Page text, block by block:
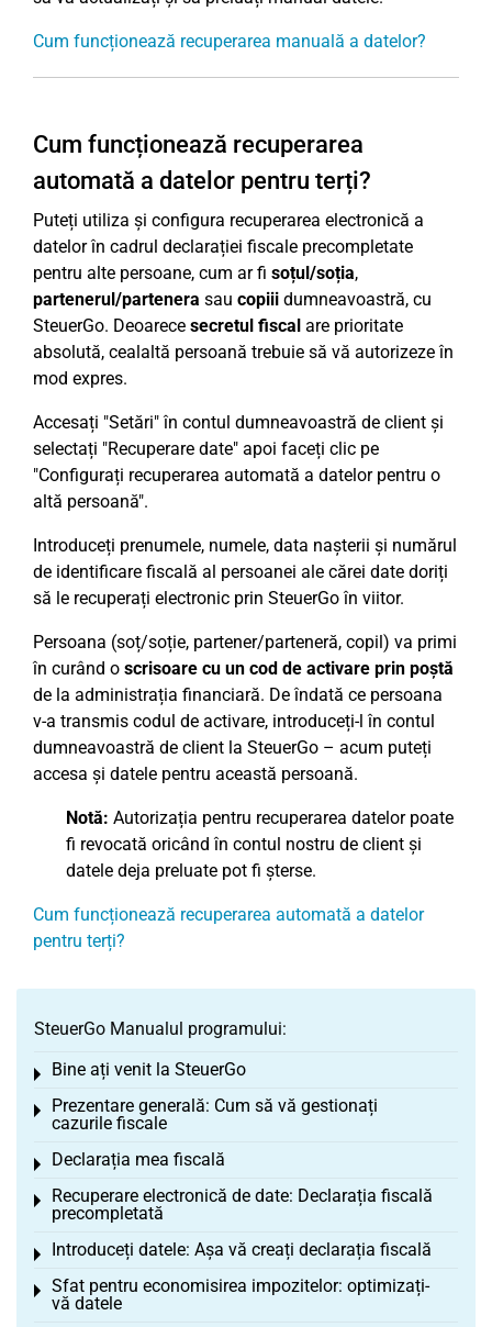
Cum funcționează recuperarea manuală a datelor?
Cum funcționează recuperarea
automată a datelor pentru terți?
Puteți utiliza și configura recuperarea electronică a
datelor în cadrul declarației fiscale precompletate
pentru alte persoane, cum ar fi soțul/soția,
partenerul/partenera sau copiii dumneavoastră, cu
SteuerGo. Deoarece secretul fiscal are prioritate
absolută, cealaltă persoană trebuie să vă autorizeze în
mod expres.
Accesați "Setări" în contul dumneavoastră de client și
selectați "Recuperare date" apoi faceți clic pe
"Configurați recuperarea automată a datelor pentru o
altă persoană".
Introduceți prenumele, numele, data nașterii și numărul
de identificare fiscală al persoanei ale cărei date doriți
să le recuperați electronic prin SteuerGo în viitor.
Persoana (soț/soție, partener/parteneră, copil) va primi
în curând o scrisoare cu un cod de activare prin poștă
de la administrația financiară. De îndată ce persoana
v-a transmis codul de activare, introduceți-l în contul
dumneavoastră de client la SteuerGo – acum puteți
accesa și datele pentru această persoană.
Notă: Autorizația pentru recuperarea datelor poate
fi revocată oricând în contul nostru de client și
datele deja preluate pot fi șterse.
Cum funcționează recuperarea automată a datelor
pentru terți?
SteuerGo Manualul programului:
Bine ați venit la SteuerGo
Toggle menu
Prezentare generală: Cum să vă gestionați
cazurile fiscale
Toggle menu
Declarația mea fiscală
Toggle menu
Recuperare electronică de date: Declarația fiscală
precompletată
Toggle menu
Introduceți datele: Așa vă creați declarația fiscală
Toggle menu
Sfat pentru economisirea impozitelor: optimizați-
vă datele
Toggle menu